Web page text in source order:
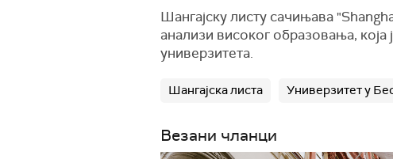
Шангајску листу сачињава
анализи високог образовања,
универзитета.
Шангајска листа Универзитет у
Везани чланци